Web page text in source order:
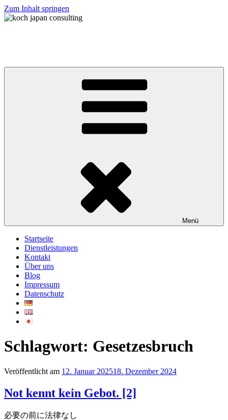
Zum Inhalt springen
Menü
Startseite
Dienstleistungen
Kontakt
Über uns
Blog
Impressum
Datenschutz
Schlagwort: Gesetzesbruch
Veröffentlicht am 12. Januar 202518. Dezember 2024
Not kennt kein Gebot. [2]
必要の前に法律なし